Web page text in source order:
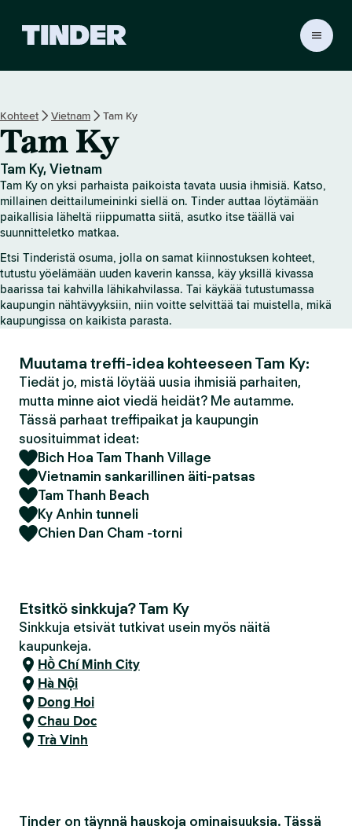
r
o
i
s
s
i
v
u
Kohteet Vietnam Tam Ky
Tam Ky
Tam Ky, Vietnam
Tam Ky on yksi parhaista paikoista tavata uusia ihmisiä. Katso,
millainen deittailumeininki siellä on. Tinder auttaa löytämään
paikallisia läheltä riippumatta siitä, asutko itse täällä vai
suunnitteletko matkaa.
Etsi Tinderistä osuma, jolla on samat kiinnostuksen kohteet,
tutustu yöelämään uuden kaverin kanssa, käy yksillä kivassa
baarissa tai kahvilla lähikahvilassa. Tai käykää tutustumassa
kaupungin nähtävyyksiin, niin voitte selvittää tai muistella, mikä
kaupungissa on kaikista parasta.
Muutama treffi-idea kohteeseen Tam Ky:
Tiedät jo, mistä löytää uusia ihmisiä parhaiten,
mutta minne aiot viedä heidät? Me autamme.
Tässä parhaat treffipaikat ja kaupungin
suosituimmat ideat:
Bich Hoa Tam Thanh Village
Vietnamin sankarillinen äiti-patsas
Tam Thanh Beach
Ky Anhin tunneli
Chien Dan Cham -torni
Etsitkö sinkkuja? Tam Ky
Sinkkuja etsivät tutkivat usein myös näitä
kaupunkeja.
Hồ Chí Minh City
Hà Nội
Dong Hoi
Chau Doc
Trà Vinh
Tinder on täynnä hauskoja ominaisuuksia. Tässä